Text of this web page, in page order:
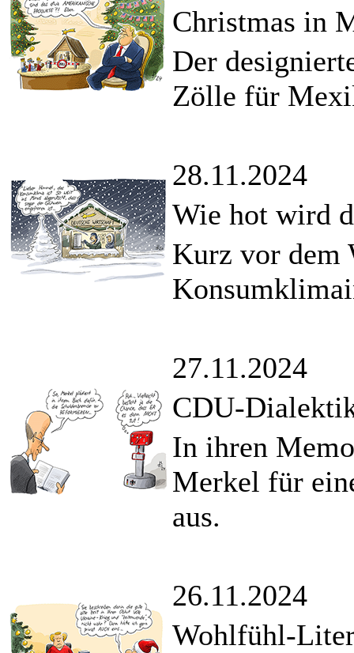
Christmas in
Der
Zölle für
28.11.2024
Wie hot wird
Kurz vor dem
27.11.2024
CDU-
In ihren
Merkel für
aus.
26.11.2024
Wohlfühl-